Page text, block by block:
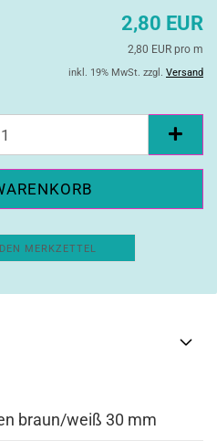
2,80 EUR
2,80 EUR pro m
inkl. 19% MwSt. zzgl. Versand
MERKZETTEL
braun/weiß 30 mm